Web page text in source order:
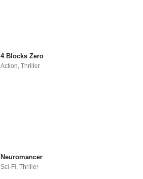
4 Blocks Zero
Action,Thriller
Neuromancer
Sci-Fi ,Thriller